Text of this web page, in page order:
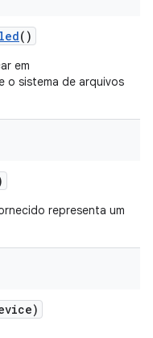
()
em
o sistema de arquivos
representa um